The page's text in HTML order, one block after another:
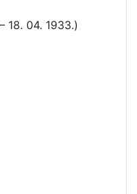
18. 04. 1933.)